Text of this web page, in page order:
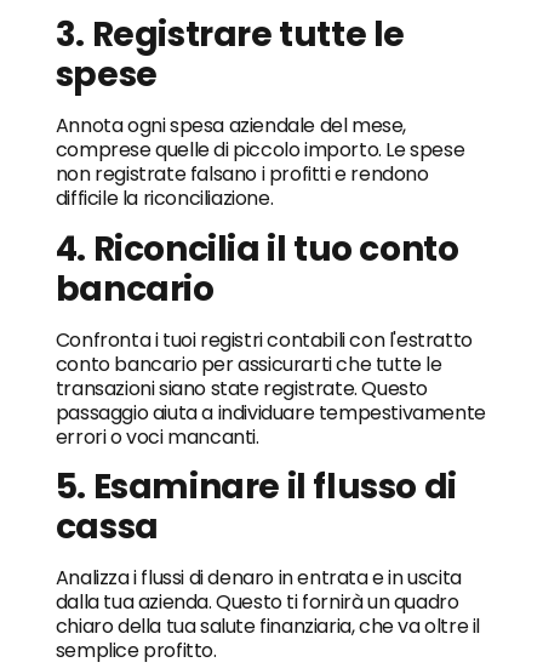
3. Registrare tutte le
spese
Annota ogni spesa aziendale del mese,
comprese quelle di piccolo importo. Le spese
non registrate falsano i profitti e rendono
difficile la riconciliazione.
4. Riconcilia il tuo conto
bancario
Confronta i tuoi registri contabili con l'estratto
conto bancario per assicurarti che tutte le
transazioni siano state registrate. Questo
passaggio aiuta a individuare tempestivamente
errori o voci mancanti.
5. Esaminare il flusso di
cassa
Analizza i flussi di denaro in entrata e in uscita
dalla tua azienda. Questo ti fornirà un quadro
chiaro della tua salute finanziaria, che va oltre il
semplice profitto.